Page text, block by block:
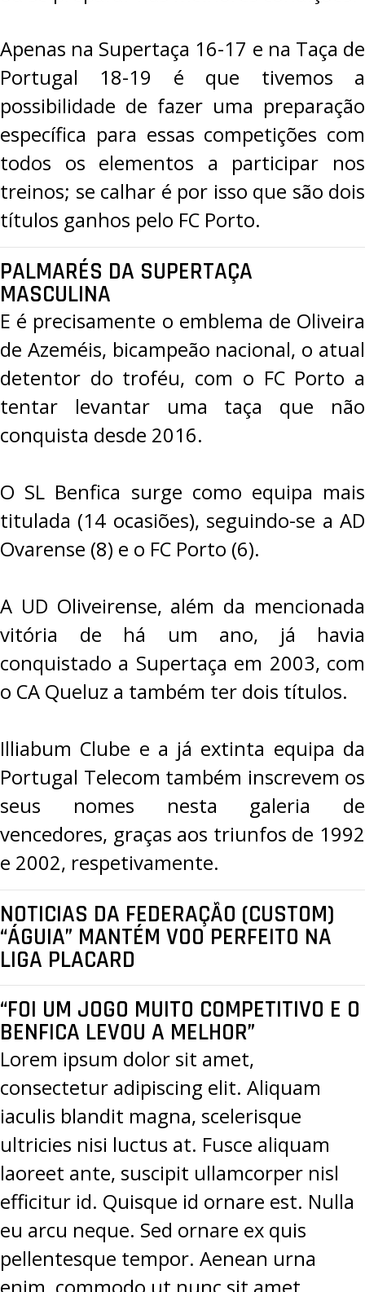
Apenas na Supertaça 16-17 e na Taça de
Portugal 18-19 é que tivemos a
possibilidade de fazer uma preparação
específica para essas competições com
todos os elementos a participar nos
treinos; se calhar é por isso que são dois
títulos ganhos pelo FC Porto.
PALMARÉS DA SUPERTAÇA
MASCULINA
E é precisamente o emblema de Oliveira
de Azeméis, bicampeão nacional, o atual
detentor do troféu, com o FC Porto a
tentar levantar uma taça que não
conquista desde 2016.
O SL Benfica surge como equipa mais
titulada (14 ocasiões), seguindo-se a AD
Ovarense (8) e o FC Porto (6).
A UD Oliveirense, além da mencionada
vitória de há um ano, já havia
conquistado a Supertaça em 2003, com
o CA Queluz a também ter dois títulos.
Illiabum Clube e a já extinta equipa da
Portugal Telecom também inscrevem os
seus nomes nesta galeria de
vencedores, graças aos triunfos de 1992
e 2002, respetivamente.
NOTICIAS DA FEDERAÇÃO (CUSTOM)
“ÁGUIA” MANTÉM VOO PERFEITO NA
LIGA PLACARD
“FOI UM JOGO MUITO COMPETITIVO E O
BENFICA LEVOU A MELHOR”
Lorem ipsum dolor sit amet,
consectetur adipiscing elit. Aliquam
iaculis blandit magna, scelerisque
ultricies nisi luctus at. Fusce aliquam
laoreet ante, suscipit ullamcorper nisl
efficitur id. Quisque id ornare est. Nulla
eu arcu neque. Sed ornare ex quis
pellentesque tempor. Aenean urna